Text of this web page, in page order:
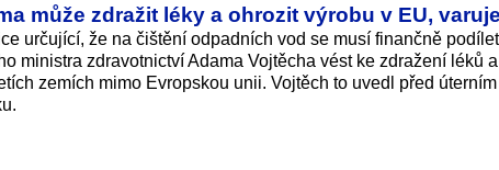
může zdražit léky a ohrozit výrobu v EU,
určující, že na čištění odpadních vod se musí finančně
ministra zdravotnictví Adama Vojtěcha vést ke zdražení léků
zemích mimo Evropskou unii. Vojtěch to uvedl před